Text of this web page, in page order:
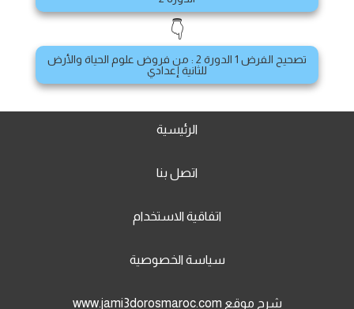
👇
تصحيح الفرض 1 الدورة 2 : من فروض علوم الحياة والأرض
للثانية إعدادي
الرئيسية
اتصل بنا
اتفاقية الاستخدام
سياسة الخصوصية
شرح موقع www.jami3dorosmaroc.com